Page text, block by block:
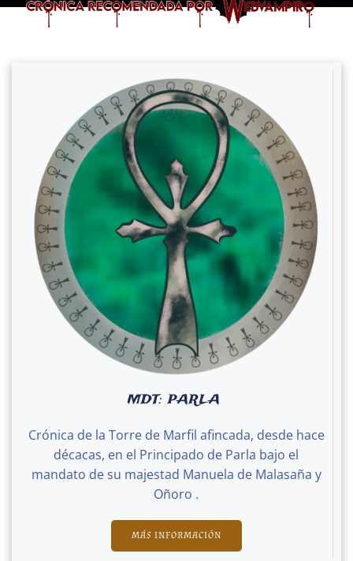
MDT: PARLA
Crónica de la Torre de Marfil afincada, desde hace
décacas, en el Principado de Parla bajo el
mandato de su majestad Manuela de Malasaña y
Oñoro .
MÁS INFORMACIÓN